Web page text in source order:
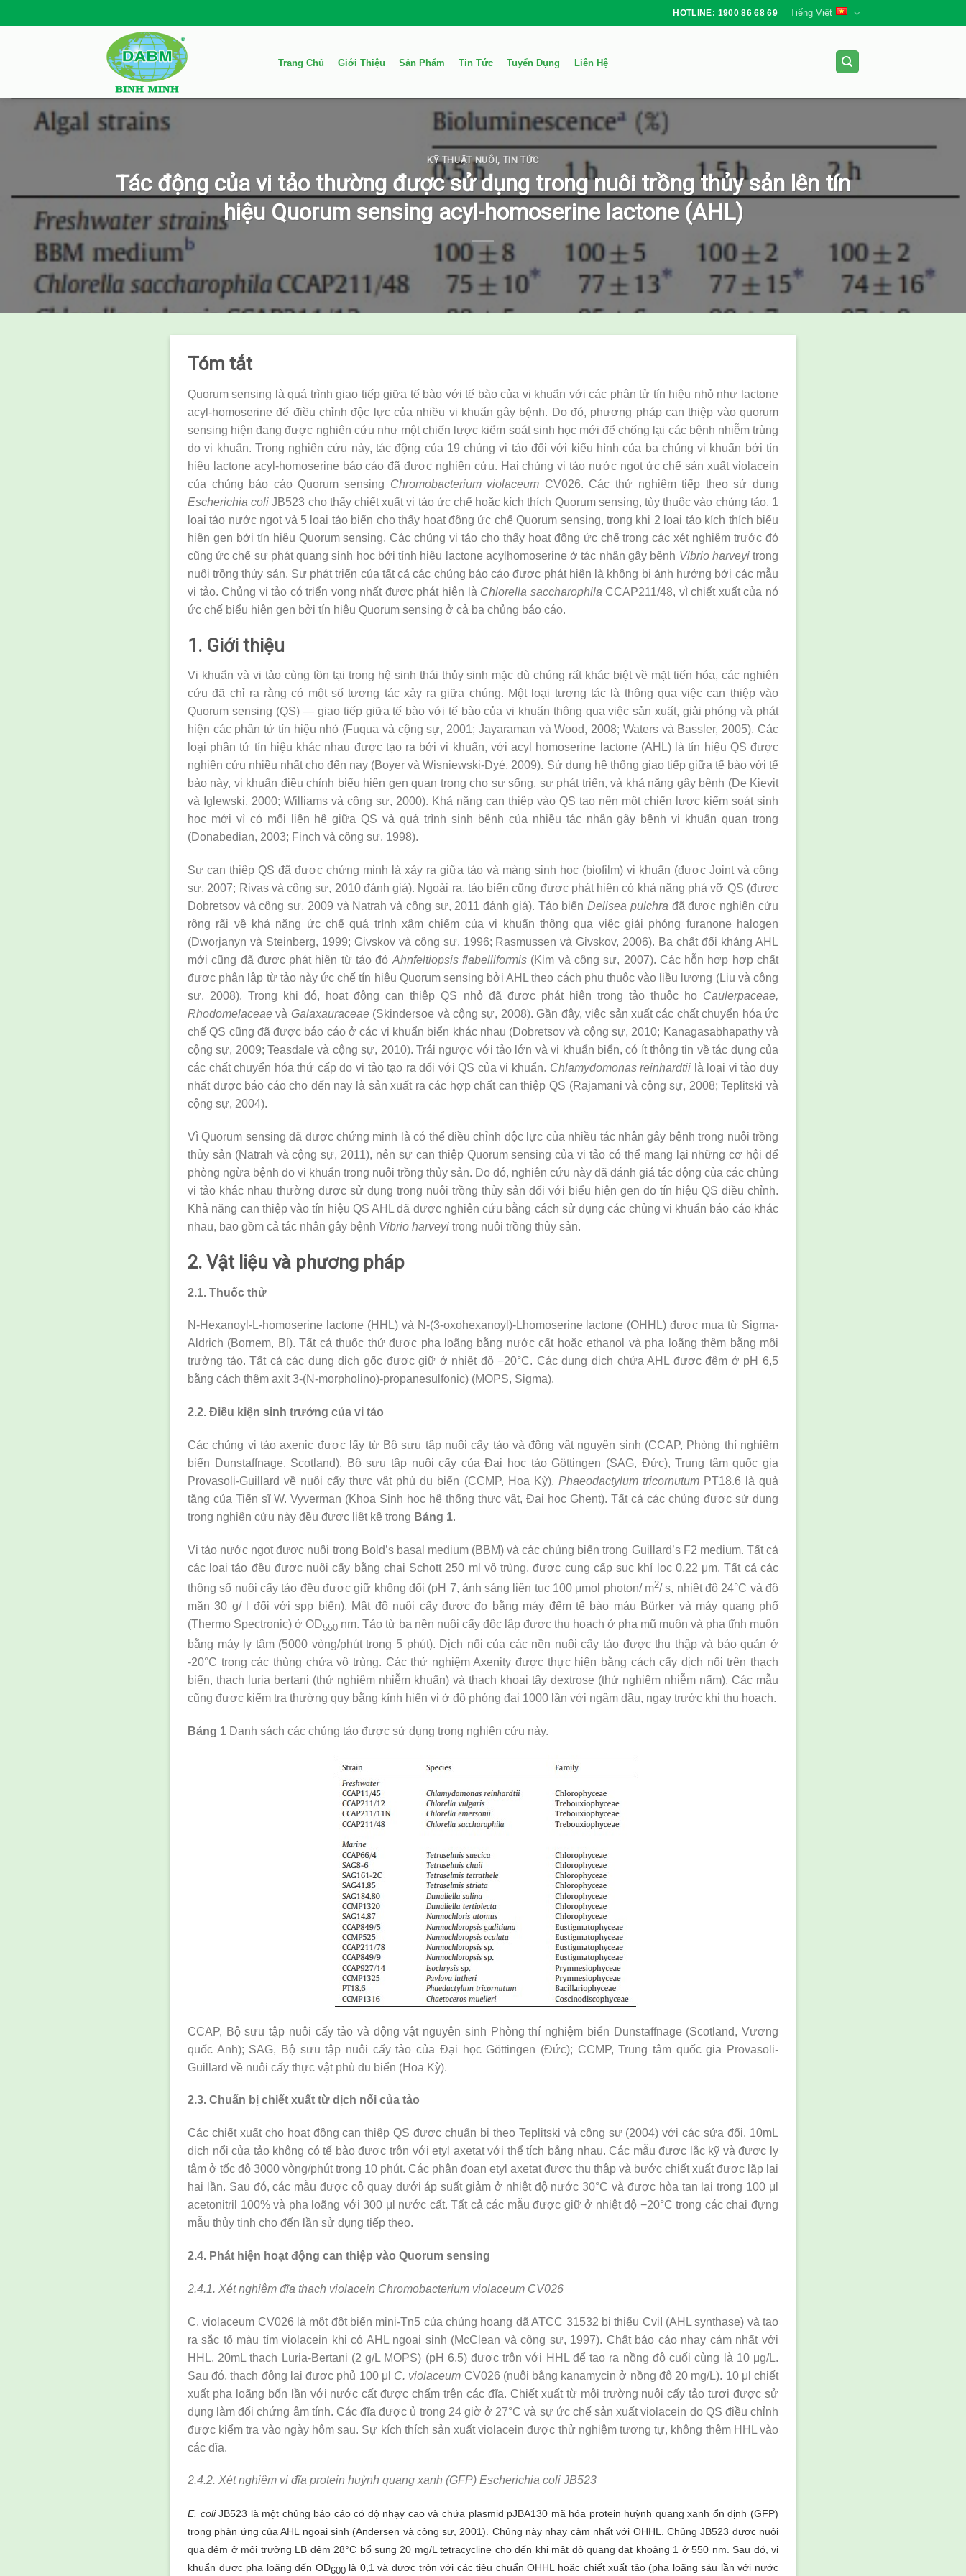
to
HOTLINE: 1900 86 68 69 Tiếng Việt
Trang Chủ Giới Thiệu Sản Phẩm Tin Tức Tuyển Dụng Liên Hệ
KỸ THUẬT NUÔI, TIN TỨC
Tác động của vi tảo thường được sử dụng trong nuôi trồng thủy sản lên tín
hiệu Quorum sensing acyl-homoserine lactone (AHL)
Tóm tắt
Quorum sensing là quá trình giao tiếp giữa tế bào với tế bào của vi khuẩn với các phân tử tín hiệu nhỏ như lactone
acyl-homoserine để điều chỉnh độc lực của nhiều vi khuẩn gây bệnh. Do đó, phương pháp can thiệp vào quorum
sensing hiện đang được nghiên cứu như một chiến lược kiểm soát sinh học mới để chống lại các bệnh nhiễm trùng
do vi khuẩn. Trong nghiên cứu này, tác động của 19 chủng vi tảo đối với kiểu hình của ba chủng vi khuẩn bởi tín
hiệu lactone acyl-homoserine báo cáo đã được nghiên cứu. Hai chủng vi tảo nước ngọt ức chế sản xuất violacein
của chủng báo cáo Quorum sensing Chromobacterium violaceum CV026. Các thử nghiệm tiếp theo sử dụng
Escherichia coli JB523 cho thấy chiết xuất vi tảo ức chế hoặc kích thích Quorum sensing, tùy thuộc vào chủng tảo. 1
loại tảo nước ngọt và 5 loại tảo biển cho thấy hoạt động ức chế Quorum sensing, trong khi 2 loại tảo kích thích biểu
hiện gen bởi tín hiệu Quorum sensing. Các chủng vi tảo cho thấy hoạt động ức chế trong các xét nghiệm trước đó
cũng ức chế sự phát quang sinh học bởi tính hiệu lactone acylhomoserine ở tác nhân gây bệnh Vibrio harveyitrong
nuôi trồng thủy sản. Sự phát triển của tất cả các chủng báo cáo được phát hiện là không bị ảnh hưởng bởi các mẫu
vi tảo. Chủng vi tảo có triển vọng nhất được phát hiện là Chlorella saccharophila CCAP211/48, vì chiết xuất của nó
ức chế biểu hiện gen bởi tín hiệu Quorum sensing ở cả ba chủng báo cáo.
1. Giới thiệu
Vi khuẩn và vi tảo cùng tồn tại trong hệ sinh thái thủy sinh mặc dù chúng rất khác biệt về mặt tiến hóa, các nghiên
cứu đã chỉ ra rằng có một số tương tác xảy ra giữa chúng. Một loại tương tác là thông qua việc can thiệp vào
Quorum sensing (QS) — giao tiếp giữa tế bào với tế bào của vi khuẩn thông qua việc sản xuất, giải phóng và phát
hiện các phân tử tín hiệu nhỏ (Fuqua và cộng sự, 2001; Jayaraman và Wood, 2008; Waters và Bassler, 2005). Các
loại phân tử tín hiệu khác nhau được tạo ra bởi vi khuẩn, với acyl homoserine lactone (AHL) là tín hiệu QS được
nghiên cứu nhiều nhất cho đến nay (Boyer và Wisniewski-Dyé, 2009). Sử dụng hệ thống giao tiếp giữa tế bào với tế
bào này, vi khuẩn điều chỉnh biểu hiện gen quan trọng cho sự sống, sự phát triển, và khả năng gây bệnh (De Kievit
và Iglewski, 2000; Williams và cộng sự, 2000). Khả năng can thiệp vào QS tạo nên một chiến lược kiểm soát sinh
học mới vì có mối liên hệ giữa QS và quá trình sinh bệnh của nhiều tác nhân gây bệnh vi khuẩn quan trọng
(Donabedian, 2003; Finch và cộng sự, 1998).
Sự can thiệp QS đã được chứng minh là xảy ra giữa tảo và màng sinh học (biofilm) vi khuẩn (được Joint và cộng
sự, 2007; Rivas và cộng sự, 2010 đánh giá). Ngoài ra, tảo biển cũng được phát hiện có khả năng phá vỡ QS (được
Dobretsov và cộng sự, 2009 và Natrah và cộng sự, 2011 đánh giá). Tảo biểnDelisea pulchra đã được nghiên cứu
rộng rãi về khả năng ức chế quá trình xâm chiếm của vi khuẩn thông qua việc giải phóng furanone halogen
(Dworjanyn và Steinberg, 1999; Givskov và cộng sự, 1996; Rasmussen và Givskov, 2006). Ba chất đối kháng AHL
mới cũng đã được phát hiện từ tảo đỏ Ahnfeltiopsis flabelliformis (Kim và cộng sự, 2007). Các hỗn hợp hợp chất
được phân lập từ tảo này ức chế tín hiệu Quorum sensing bởi AHL theo cách phụ thuộc vào liều lượng (Liu và cộng
sự, 2008). Trong khi đó, hoạt động can thiệp QS nhỏ đã được phát hiện trong tảo thuộc họ Caulerpaceae,
Rhodomelaceaevà Galaxauraceae(Skindersoe và cộng sự, 2008). Gần đây, việc sản xuất các chất chuyển hóa ức
chế QS cũng đã được báo cáo ở các vi khuẩn biển khác nhau (Dobretsov và cộng sự, 2010; Kanagasabhapathy và
cộng sự, 2009; Teasdale và cộng sự, 2010). Trái ngược với tảo lớn và vi khuẩn biển, có ít thông tin về tác dụng của
các chất chuyển hóa thứ cấp do vi tảo tạo ra đối với QS của vi khuẩn. Chlamydomonas reinhardtii là loại vi tảo duy
nhất được báo cáo cho đến nay là sản xuất ra các hợp chất can thiệp QS (Rajamani và cộng sự, 2008; Teplitski và
cộng sự, 2004).
Vì Quorum sensing đã được chứng minh là có thể điều chỉnh độc lực của nhiều tác nhân gây bệnh trong nuôi trồng
thủy sản (Natrah và cộng sự, 2011), nên sự can thiệp Quorum sensing của vi tảo có thể mang lại những cơ hội để
phòng ngừa bệnh do vi khuẩn trong nuôi trồng thủy sản. Do đó, nghiên cứu này đã đánh giá tác động của các chủng
vi tảo khác nhau thường được sử dụng trong nuôi trồng thủy sản đối với biểu hiện gen do tín hiệu QS điều chỉnh.
Khả năng can thiệp vào tín hiệu QS AHL đã được nghiên cứu bằng cách sử dụng các chủng vi khuẩn báo cáo khác
nhau, bao gồm cả tác nhân gây bệnh Vibrio harveyi trong nuôi trồng thủy sản.
2. Vật liệu và phương pháp
2.1. Thuốc thử
N-Hexanoyl-L-homoserine lactone (HHL) và N-(3-oxohexanoyl)-Lhomoserine lactone (OHHL) được mua từ Sigma-
Aldrich (Bornem, Bỉ). Tất cả thuốc thử được pha loãng bằng nước cất hoặc ethanol và pha loãng thêm bằng môi
trường tảo. Tất cả các dung dịch gốc được giữ ở nhiệt độ −20°C. Các dung dịch chứa AHL được đệm ở pH 6,5
bằng cách thêm axit 3-(N-morpholino)-propanesulfonic) (MOPS, Sigma).
2.2. Điều kiện sinh trưởng của vi tảo
Các chủng vi tảo axenic được lấy từ Bộ sưu tập nuôi cấy tảo và động vật nguyên sinh (CCAP, Phòng thí nghiệm
biển Dunstaffnage, Scotland), Bộ sưu tập nuôi cấy của Đại học tảo Göttingen (SAG, Đức), Trung tâm quốc gia
Provasoli-Guillard về nuôi cấy thực vật phù du biển (CCMP, Hoa Kỳ). Phaeodactylum tricornutumPT18.6 là quà
tặng của Tiến sĩ W. Vyverman (Khoa Sinh học hệ thống thực vật, Đại học Ghent). Tất cả các chủng được sử dụng
trong nghiên cứu này đều được liệt kê trong Bảng 1.
Vi tảo nước ngọt được nuôi trong Bold’s basal medium (BBM) và các chủng biển trong Guillard’s F2 medium. Tất cả
các loại tảo đều được nuôi cấy bằng chai Schott 250 ml vô trùng, được cung cấp sục khí lọc 0,22 μm. Tất cả các
thông số nuôi cấy tảo đều được giữ không đổi (pH 7, ánh sáng liên tục 100 μmol photon/ m2/ s, nhiệt độ 24°C và độ
mặn 30 g/ l đối với spp biển). Mật độ nuôi cấy được đo bằng máy đếm tế bào máu Bürker và máy quang phổ
(Thermo Spectronic) ở OD550 nm. Tảo từ ba nền nuôi cấy độc lập được thu hoạch ở pha mũ muộn và pha tĩnh muộn
bằng máy ly tâm (5000 vòng/phút trong 5 phút). Dịch nổi của các nền nuôi cấy tảo được thu thập và bảo quản ở
-20°C trong các thùng chứa vô trùng. Các thử nghiệm Axenity được thực hiện bằng cách cấy dịch nổi trên thạch
biển, thạch luria bertani (thử nghiệm nhiễm khuẩn) và thạch khoai tây dextrose (thử nghiệm nhiễm nấm). Các mẫu
cũng được kiểm tra thường quy bằng kính hiển vi ở độ phóng đại 1000 lần với ngâm dầu, ngay trước khi thu hoạch.
Bảng 1 Danh sách các chủng tảo được sử dụng trong nghiên cứu này.
CCAP, Bộ sưu tập nuôi cấy tảo và động vật nguyên sinh Phòng thí nghiệm biển Dunstaffnage (Scotland, Vương
quốc Anh); SAG, Bộ sưu tập nuôi cấy tảo của Đại học Göttingen (Đức); CCMP, Trung tâm quốc gia Provasoli-
Guillard về nuôi cấy thực vật phù du biển (Hoa Kỳ).
2.3. Chuẩn bị chiết xuất từ ​​dịch nổi của tảo
Các chiết xuất cho hoạt động can thiệp QS được chuẩn bị theo Teplitski và cộng sự (2004) với các sửa đổi. 10mL
dịch nổi của tảo không có tế bào được trộn với etyl axetat với thể tích bằng nhau. Các mẫu được lắc kỹ và được ly
tâm ở tốc độ 3000 vòng/phút trong 10 phút. Các phân đoạn etyl axetat được thu thập và bước chiết xuất được lặp lại
hai lần. Sau đó, các mẫu được cô quay dưới áp suất giảm ở nhiệt độ nước 30°C và được hòa tan lại trong 100 μl
acetonitril 100% và pha loãng với 300 μl nước cất. Tất cả các mẫu được giữ ở nhiệt độ −20°C trong các chai đựng
mẫu thủy tinh cho đến lần sử dụng tiếp theo.
2.4. Phát hiện hoạt động can thiệp vào Quorum sensing
2.4.1. Xét nghiệm đĩa thạch violacein Chromobacterium violaceum CV026
C. violaceum CV026 là một đột biến mini-Tn5 của chủng hoang dã ATCC 31532 bị thiếu CviI (AHL synthase) và tạo
ra sắc tố màu tím violacein khi có AHL ngoại sinh (McClean và cộng sự, 1997). Chất báo cáo nhạy cảm nhất với
HHL. 20mL thạch Luria-Bertani (2 g/L MOPS) (pH 6,5) được trộn với HHL để tạo ra nồng độ cuối cùng là 10 μg/L.
Sau đó, thạch đông lại được phủ 100 μl C. violaceum CV026 (nuôi bằng kanamycin ở nồng độ 20 mg/L). 10 μl chiết
xuất pha loãng bốn lần với nước cất được chấm trên các đĩa. Chiết xuất từ ​​môi trường nuôi cấy tảo tươi được sử
dụng làm đối chứng âm tính. Các đĩa được ủ trong 24 giờ ở 27°C và sự ức chế sản xuất violacein do QS điều chỉnh
được kiểm tra vào ngày hôm sau. Sự kích thích sản xuất violacein được thử nghiệm tương tự, không thêm HHL vào
các đĩa.
2.4.2. Xét nghiệm vi đĩa protein huỳnh quang xanh (GFP) Escherichia coli JB523
E. coliJB523 là một chủng báo cáo có độ nhạy cao và chứa plasmid pJBA130 mã hóa protein huỳnh quang xanh ổn định (GFP)
trong phản ứng của AHL ngoại sinh (Andersen và cộng sự, 2001). Chủng này nhạy cảm nhất với OHHL. Chủng JB523 được nuôi
qua đêm ở môi trường LB đệm 28°C bổ sung 20 mg/L tetracycline cho đến khi mật độ quang đạt khoảng 1 ở 550 nm. Sau đó, vi
khuẩn được pha loãng đến OD600là 0,1 và được trộn với các tiêu chuẩn OHHL hoặc chiết xuất tảo (pha loãng sáu lần với nước